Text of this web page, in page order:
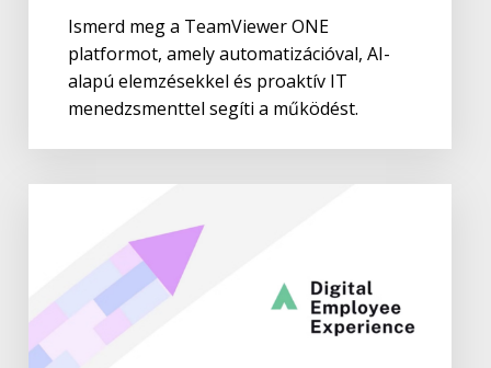
Ismerd meg a TeamViewer ONE
platformot, amely automatizációval, AI-
alapú elemzésekkel és proaktív IT
menedzsmenttel segíti a működést.